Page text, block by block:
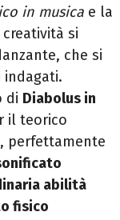
in musica e la
si
che si
di Diabolus in
il teorico
perfettamente
abilità
fisico